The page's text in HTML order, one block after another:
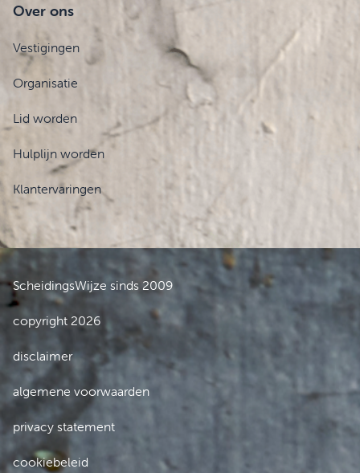
Over ons
Vestigingen
Organisatie
Lid worden
Hulplijn worden
Klantervaringen
ScheidingsWijze sinds 2009
copyright 2026
disclaimer
algemene voorwaarden
privacy statement
cookiebeleid